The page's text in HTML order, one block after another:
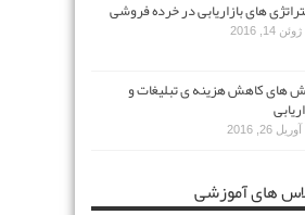
های بازاریابی در خرده فروشی
ژوئن 14, 2016
های کاهش هزینه ی تبلیغات و
آوریل 26, 2016
های آموزشی